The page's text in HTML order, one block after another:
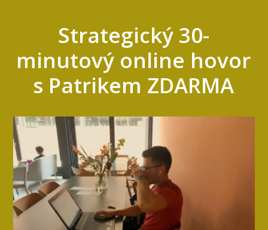
Strategický 30-
minutový online hovor
s Patrikem ZDARMA